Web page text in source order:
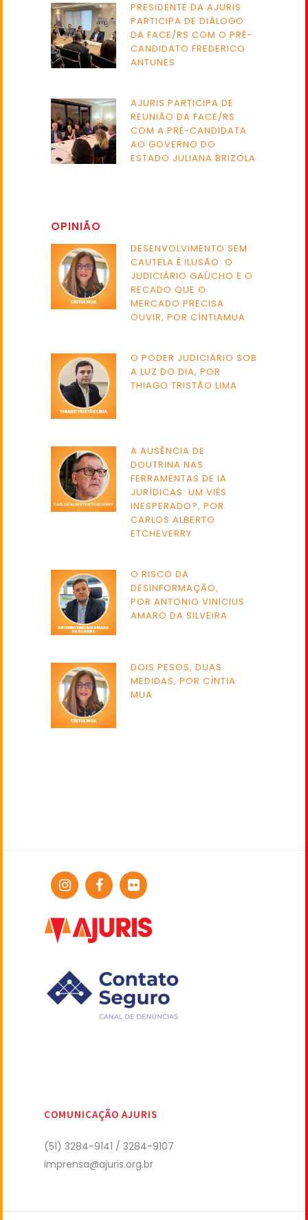
PRESIDENTE DA AJURIS
PARTICIPA DE DIÁLOGO
DA FACE/RS COM O PRÉ-
CANDIDATO FREDERICO
ANTUNES
AJURIS PARTICIPA DE
REUNIÃO DA FACE/RS
COM A PRÉ-CANDIDATA
AO GOVERNO DO
ESTADO JULIANA BRIZOLA
OPINIÃO
DESENVOLVIMENTO SEM
CAUTELA É ILUSÃO: O
JUDICIÁRIO GAÚCHO E O
RECADO QUE O
MERCADO PRECISA
OUVIR, POR CÍNTIAMUA
O PODER JUDICIÁRIO SOB
A LUZ DO DIA, POR
THIAGO TRISTÃO LIMA
A AUSÊNCIA DE
DOUTRINA NAS
FERRAMENTAS DE IA
JURÍDICAS: UM VIÉS
INESPERADO?, POR
CARLOS ALBERTO
ETCHEVERRY
O RISCO DA
DESINFORMAÇÃO,
POR ANTONIO VINICIUS
AMARO DA SILVEIRA
DOIS PESOS, DUAS
MEDIDAS, POR CÍNTIA
MUA
COMUNICAÇÃO AJURIS
(51) 3284-9141 / 3284-9107
imprensa@ajuris.org.br